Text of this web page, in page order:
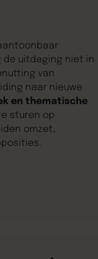
de uitdaging niet in
van
naar nieuwe
en thematische
sturen op
omzet,